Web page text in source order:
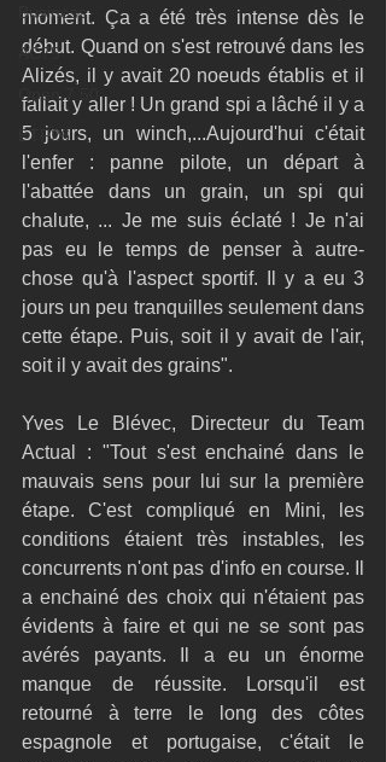
Business
AC75
Open 7.50
ETF26
moment. Ça a été très intense dès le
début. Quand on s'est retrouvé dans les
Alizés, il y avait 20 noeuds établis et il
fallait y aller ! Un grand spi a lâché il y a
5 jours, un winch,...Aujourd'hui c'était
l'enfer : panne pilote, un départ à
l'abattée dans un grain, un spi qui
chalute, ... Je me suis éclaté ! Je n'ai
pas eu le temps de penser à autre-
chose qu'à l'aspect sportif. Il y a eu 3
jours un peu tranquilles seulement dans
cette étape. Puis, soit il y avait de l'air,
soit il y avait des grains".
Yves Le Blévec, Directeur du Team
Actual : "Tout s'est enchainé dans le
mauvais sens pour lui sur la première
étape. C'est compliqué en Mini, les
conditions étaient très instables, les
concurrents n'ont pas d'info en course. Il
a enchainé des choix qui n'étaient pas
évidents à faire et qui ne se sont pas
avérés payants. Il a eu un énorme
manque de réussite. Lorsqu'il est
retourné à terre le long des côtes
espagnole et portugaise, c'était le